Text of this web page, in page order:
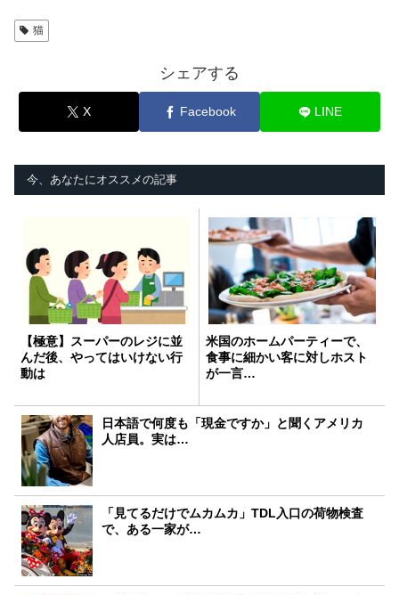
猫
シェアする
X Facebook LINE
今、あなたにオススメの記事
【極意】スーパーのレジに並
んだ後、やってはいけない行
動は
米国のホームパーティーで、
食事に細かい客に対しホスト
が一言…
日本語で何度も「現金ですか」と聞くアメリカ
人店員。実は…
「見てるだけでムカムカ」TDL入口の荷物検査
で、ある一家が…